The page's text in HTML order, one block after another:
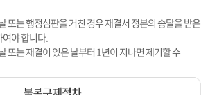
또는 행정심판을 거친 경우 재결서 정본의 송달을 받은
야 합니다.
또는 재결이 있은 날부터 1년이 지나면 제기할 수